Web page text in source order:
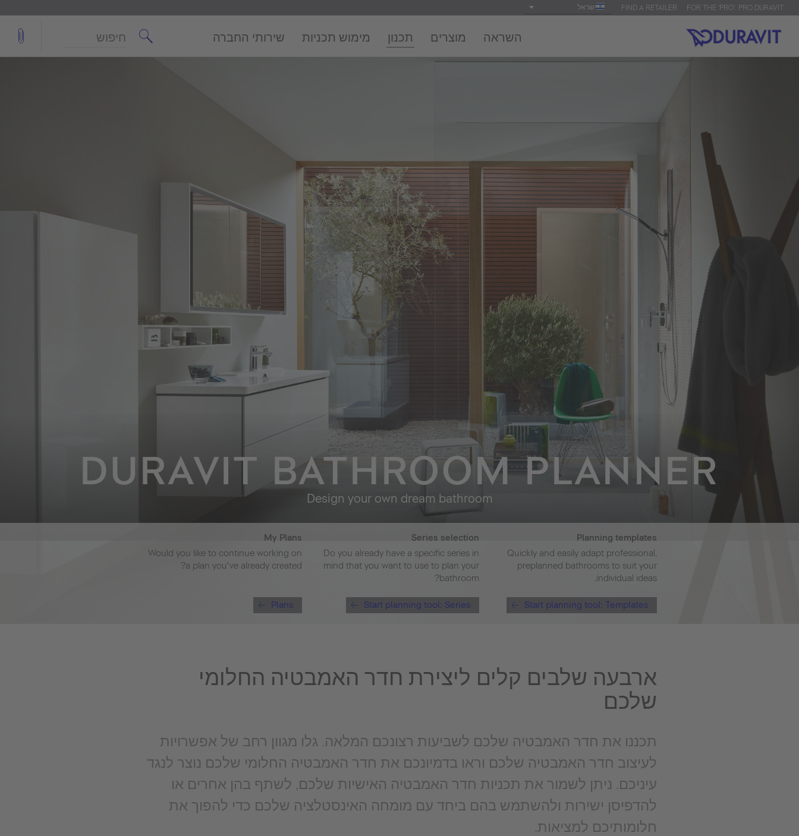
FOR THE 'PRO': PRO.DURAVIT
FIND A RETAILER ישראל
השראה מוצרים תכנון מימוש תכניות שירותי החברה
DURAVIT BATHROOM PLANNER
Design your own dream bathroom
Planning templates
Quickly and easily adapt professional,
preplanned bathrooms to suit your
individual ideas.
Start planning tool: Templates
Series selection
Do you already have a specific series in
mind that you want to use to plan your
bathroom?
Start planning tool: Series
My Plans
Would you like to continue working on
a plan you've already created?
Plans
ארבעה שלבים קלים ליצירת חדר האמבטיה החלומי
שלכם
תכננו את חדר האמבטיה שלכם לשביעות רצונכם המלאה. גלו מגוון רחב של אפשרויות
לעיצוב חדר האמבטיה שלכם וראו בדמיונכם את חדר האמבטיה החלומי שלכם נוצר לנגד
עיניכם. ניתן לשמור את תכניות חדר האמבטיה האישיות שלכם, לשתף בהן אחרים או
להדפיסן ישירות ולהשתמש בהם ביחד עם מומחה האינסטלציה שלכם כדי להפוך את
חלומותיכם למציאות.